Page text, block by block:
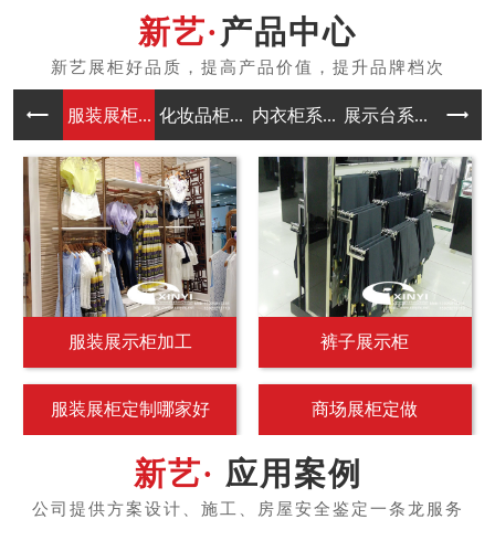
产品中心
服装展柜... 化妆品柜... 内衣柜系... 展示台系... 中岛
服装展示柜加工 裤子展示柜
服装展柜定制哪家好 商场展柜定做
应用案例